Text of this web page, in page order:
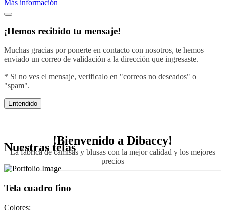
Más información
¡Hemos recibido tu mensaje!
Muchas gracias por ponerte en contacto con nosotros, te hemos
enviado un correo de validación a la dirección que ingresaste.
* Si no ves el mensaje, verificalo en "correos no deseados" o
"spam".
Entendido
!Bienvenido a Dibaccy!
La fábrica de camisas y blusas con la mejor calidad y los mejores
precios
Nuestras telas
Tela cuadro fino
Colores: